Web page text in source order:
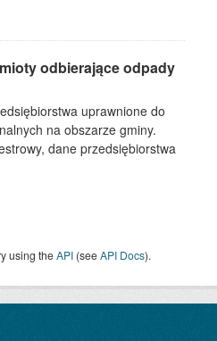
odbierające odpady
uprawnione do
na obszarze gminy.
dane przedsiębiorstwa
using theAPI (seeAPI Docs).